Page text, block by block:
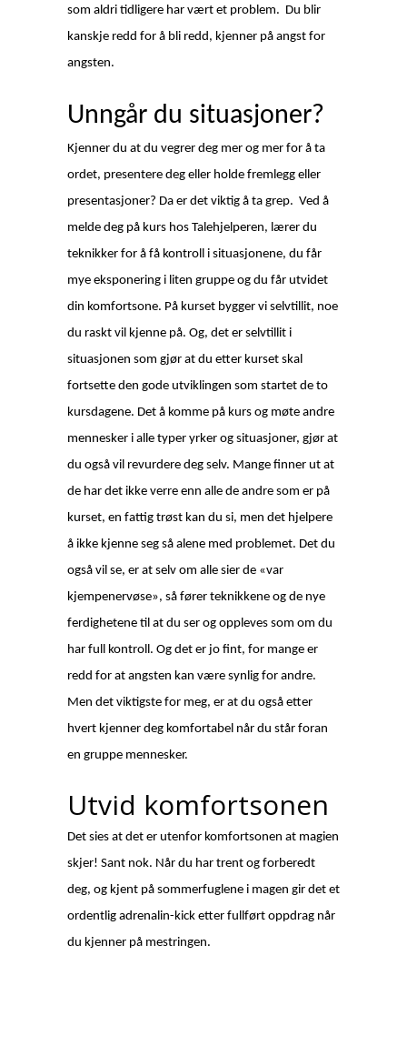
som aldri tidligere har vært et problem. Du blir
kanskje redd for å bli redd, kjenner på angst for
angsten.
Unngår du situasjoner?
Kjenner du at du vegrer deg mer og mer for å ta
ordet, presentere deg eller holde fremlegg eller
presentasjoner? Da er det viktig å ta grep. Ved å
melde deg på kurs hos Talehjelperen, lærer du
teknikker for å få kontroll i situasjonene, du får
mye eksponering i liten gruppe og du får utvidet
din komfortsone. På kurset bygger vi selvtillit, noe
du raskt vil kjenne på. Og, det er selvtillit i
situasjonen som gjør at du etter kurset skal
fortsette den gode utviklingen som startet de to
kursdagene. Det å komme på kurs og møte andre
mennesker i alle typer yrker og situasjoner, gjør at
du også vil revurdere deg selv. Mange finner ut at
de har det ikke verre enn alle de andre som er på
kurset, en fattig trøst kan du si, men det hjelpere
å ikke kjenne seg så alene med problemet. Det du
også vil se, er at selv om alle sier de «var
kjempenervøse», så fører teknikkene og de nye
ferdighetene til at du ser og oppleves som om du
har full kontroll. Og det er jo fint, for mange er
redd for at angsten kan være synlig for andre.
Men det viktigste for meg, er at du også etter
hvert kjenner deg komfortabel når du står foran
en gruppe mennesker.
Utvid komfortsonen
Det sies at det er utenfor komfortsonen at magien
skjer! Sant nok. Når du har trent og forberedt
deg, og kjent på sommerfuglene i magen gir det et
ordentlig adrenalin-kick etter fullført oppdrag når
du kjenner på mestringen.